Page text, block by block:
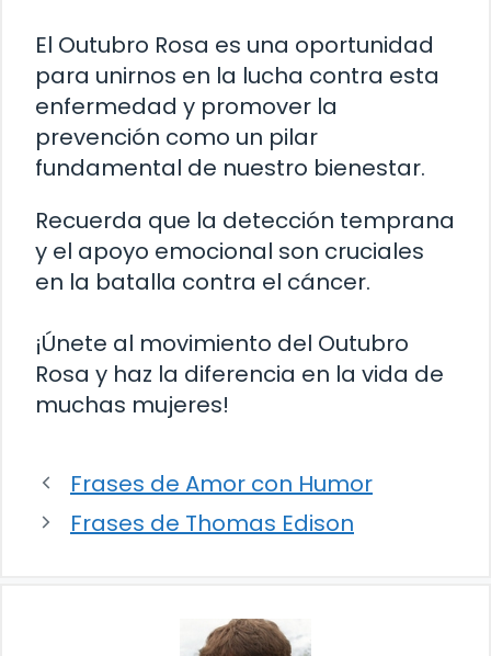
El Outubro Rosa es una oportunidad
para unirnos en la lucha contra esta
enfermedad y promover la
prevención como un pilar
fundamental de nuestro bienestar.
Recuerda que la detección temprana
y el apoyo emocional son cruciales
en la batalla contra el cáncer.
¡Únete al movimiento del Outubro
Rosa y haz la diferencia en la vida de
muchas mujeres!
Frases de Amor con Humor
Frases de Thomas Edison